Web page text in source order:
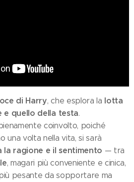
di Harry, che esplora la lotta
e quello della testa.
coinvolto, poiché
una volta nella vita, si sarà
la ragione e il sentimento — tra
, magari più conveniente e cinica,
pesante da sopportare ma